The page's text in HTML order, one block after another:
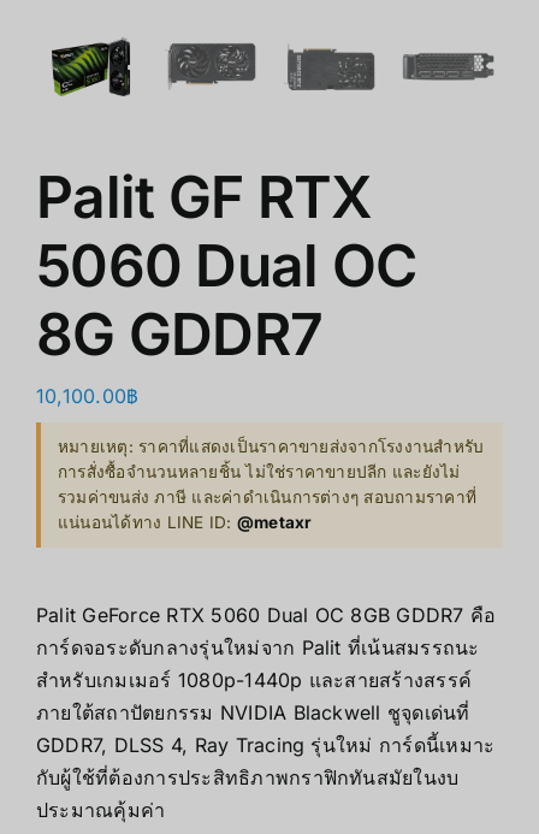
เกี่ยวกับเรา
Palit GF RTX
5060 Dual OC
8G GDDR7
10,100.00฿
หมายเหตุ: ราคาที่แสดงเป็นราคาขายส่งจากโรงงานสำหรับ
การสั่งซื้อจำนวนหลายชิ้น ไม่ใช่ราคาขายปลีก และยังไม่
รวมค่าขนส่ง ภาษี และค่าดำเนินการต่างๆ สอบถามราคาที่
แน่นอนได้ทาง LINE ID: @metaxr
Palit GeForce RTX 5060 Dual OC 8GB GDDR7 คือ
การ์ดจอระดับกลางรุ่นใหม่จาก Palit ที่เน้นสมรรถนะ
สำหรับเกมเมอร์ 1080p-1440p และสายสร้างสรรค์
ภายใต้สถาปัตยกรรม NVIDIA Blackwell ชูจุดเด่นที่
GDDR7, DLSS 4, Ray Tracing รุ่นใหม่ การ์ดนี้เหมาะ
กับผู้ใช้ที่ต้องการประสิทธิภาพกราฟิกทันสมัยในงบ
ประมาณคุ้มค่า